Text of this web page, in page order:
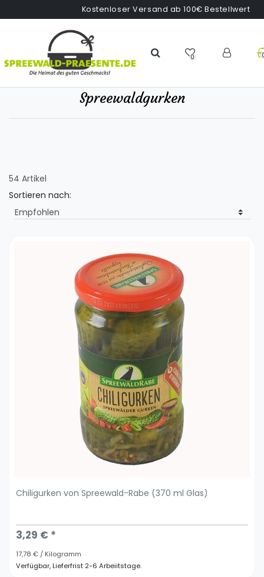
Kostenloser Versand ab 100€ Bestellwert
0
Spreewaldgurken
54 Artikel
Sortieren nach:
Chiligurken von Spreewald-Rabe (370 ml Glas)
3,29 € *
17,78 € / Kilogramm
Verfügbar, Lieferfrist 2-6 Arbeiitstage.